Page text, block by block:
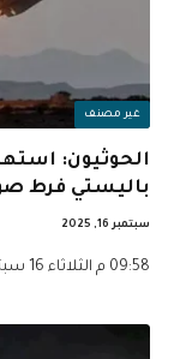
غير مصنف
الحوثيون:
باليستي فرط
سبتمبر 16, 2025
09:58 م الثلاثاء 16 سبتمبر 2025 وكالات قال المتحدث العسكري…